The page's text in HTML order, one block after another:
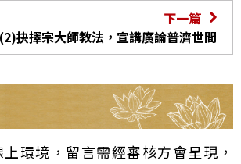
下一篇
(2)抉擇宗大師教法，宣講廣論普濟世間
環境，留言需經審核方會呈現，